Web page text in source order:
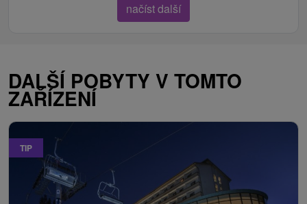
načíst další
DALŠÍ POBYTY V TOMTO
ZAŘÍZENÍ
TIP